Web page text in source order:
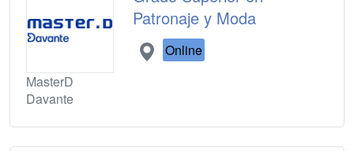
MasterD
Davante
Patronaje y Moda
Online